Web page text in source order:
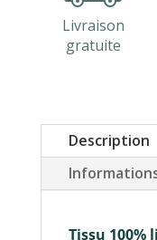
Livraison
gratuite
Description
Tissu 100%